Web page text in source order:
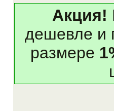
Акция!
дешевле и
размере